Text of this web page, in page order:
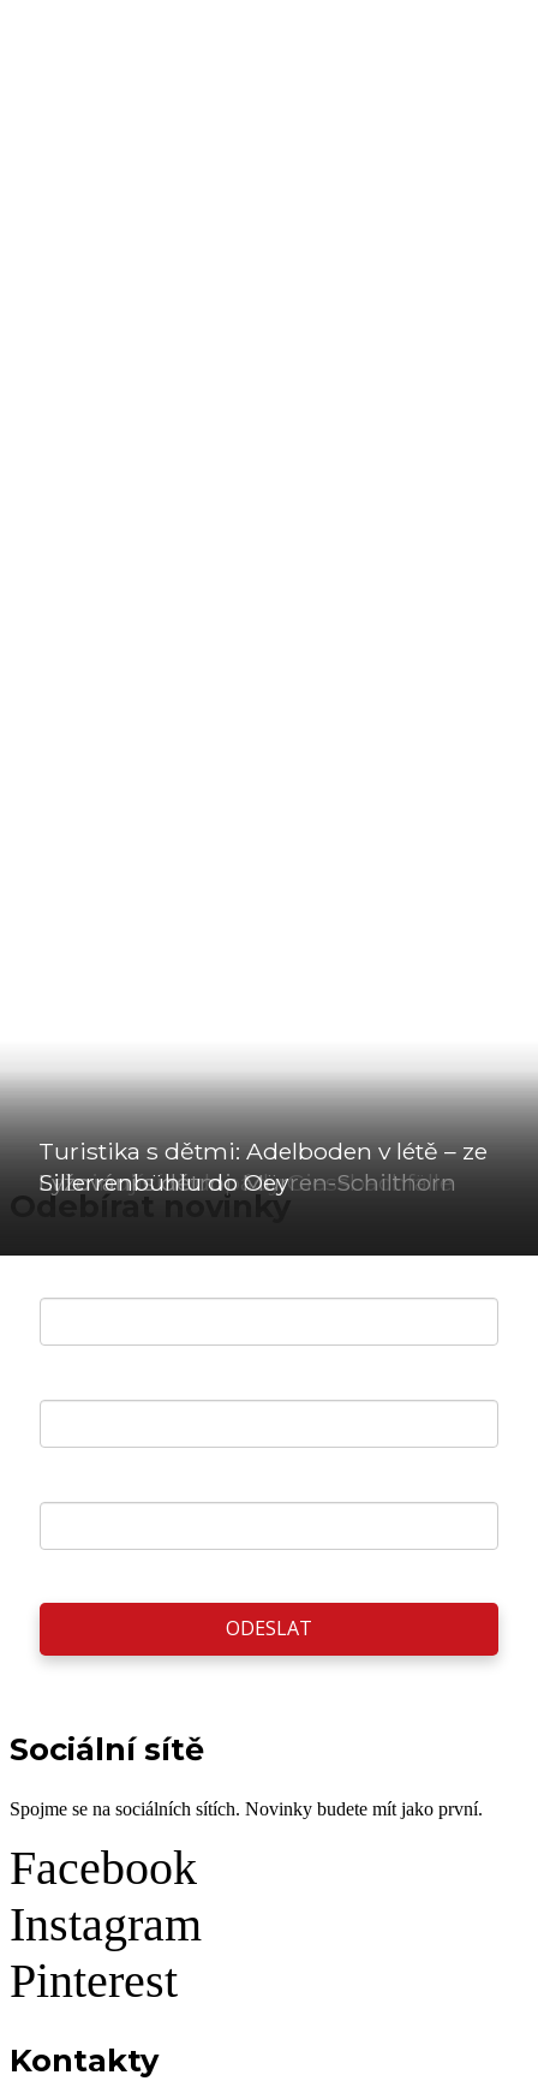
Fascinující vodopády Giessbachfälle
Lyžování s dětmi: Mürren-Schilthorn
Turistika s dětmi: Adelboden v létě – ze
Sillerrenbühlu do Oey
Odebírat novinky
ODESLAT
Sociální sítě
Spojme se na sociálních sítích. Novinky budete mít jako první.
Facebook
Instagram
Pinterest
Kontakty